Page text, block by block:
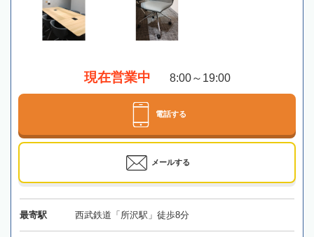
現在営業中 8:00～19:00
電話する
メールする
最寄駅 西武鉄道「所沢駅」徒歩8分